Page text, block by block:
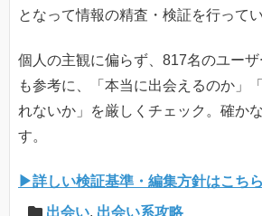
となって情報の精査・検証を行ってい
個人の主観に偏らず、817名のユー
も参考に、「本当に出会えるのか」
れないか」を厳しくチェック。確か
す。
▶詳しい検証基準・編集方針はこちら
出会い, 出会い系攻略